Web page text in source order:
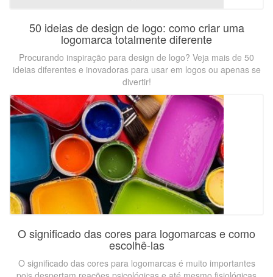
50 ideias de design de logo: como criar uma
logomarca totalmente diferente
Procurando inspiração para design de logo? Veja mais de 50
ideias diferentes e inovadoras para usar em logos ou apenas se
divertir!
O significado das cores para logomarcas e como
escolhê-las
O significado das cores para logomarcas é muito importantes